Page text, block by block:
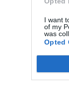
I want
of my
was
Opted